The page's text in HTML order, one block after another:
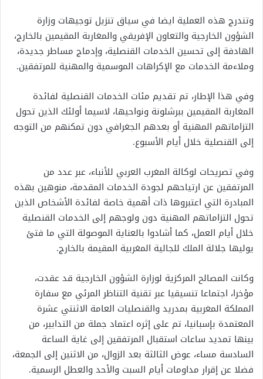
وتندرج هذه العملية ايضا في سياق تنزيل توجيهات وزارة
الشؤون الخارجية والتعاون الإفريقي والمغاربة المقيمين بالخارج،
الهادفة إلى تحسين الخدمات القنصلية، وإدماج مساطر جديدة،
وملاءمة الخدمات مع الإكراهات الموسمية والمهنية للمرتفقين.
وفي هذا الإطار، تم تقديم مئات الخدمات القنصلية لفائدة
المغاربة المقيمين ببرشلونة ونواحيها، لاسيما أولئك الذين تحول
التزاماتهم المهنية أو بعدهم الجغرافي دون تمكنهم من التوجه
إلى القنصلية خلال أيام الأسبوع.
وفي تصريحات لوكالة المغرب العربي للأنباء، عبر عدد من
المرتفقين عن ارتياحهم لجودة الخدمات المقدمة، منوهين بهذه
المبادرة التي اعتبروها ذات أهمية خاصة لفائدة الأشخاص الذين
تحول التزاماتهم المهنية دون ولوجهم إلى الخدمات القنصلية
خلال أيام العمل، كما أشادوا بالعناية الموصولة التي ما فتئ
يوليها جلالة الملك للجالية المغربية المقيمة بالخارج.
وكانت المصالح المركزية لوزارة الشؤون الخارجية قد عقدت،
مؤخرا، اجتماعا تنسيقيا عبر تقنية التناظر المرئي مع سفارة
المملكة المغربية بمدريد والقنصليات العامة الاثنتي عشرة
المعتمدة بإسبانيا، تم على إثره اعتماد جملة من التدابير، من
بينها تمديد ساعات استقبال المرتفقين إلى غاية الساعة
السادسة مساء، عوض الثالثة بعد الزوال، من الاثنين إلى الجمعة،
فضلا عن إقرار مداومات أيام السبت والأحد والعطل الرسمية.